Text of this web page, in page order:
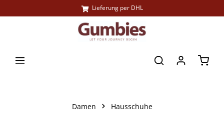
Lieferung per DHL
Damen Hausschuhe